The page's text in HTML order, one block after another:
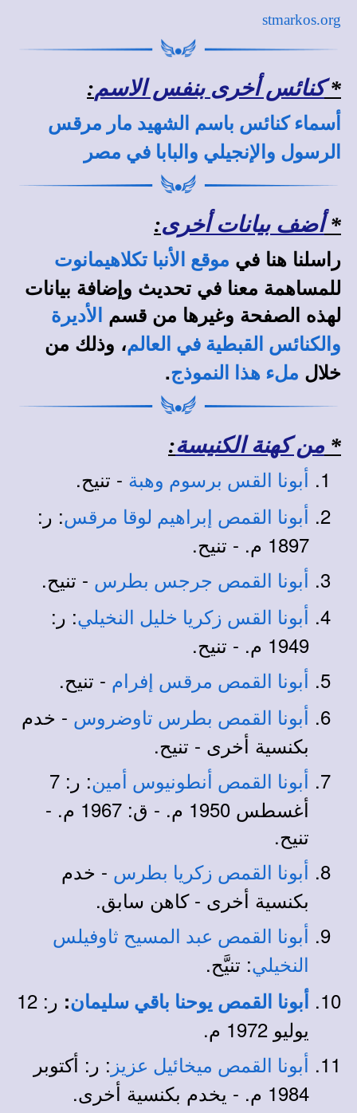
stmarkos.org
*كنائس أخرى بنفس الاسم:
أسماء كنائس باسم الشهيد مار مرقس
الرسول والإنجيلي والبابا في مصر
*أضف بيانات أخرى:
راسلنا هنا في موقع الأنبا تكلاهيمانوت
للمساهمة معنا في تحديث وإضافة بيانات
لهذه الصفحة وغيرها من قسم
الأديرة
والكنائس القبطية في العالم، وذلك من
خلال ملء هذا النموذج.
* من كهنة الكنيسة:
أبونا القس برسوم وهبة - تنيح.
أبونا القمص إبراهيم لوقا مرقس: ر:
1897 م. - تنيح.
أبونا القمص جرجس بطرس - تنيح.
أبونا القس زكريا خليل النخيلي: ر:
1949 م.
- تنيح.
أبونا القمص مرقس إفرام - تنيح.
أبونا القمص بطرس تاوضروس - خدم
بكنسية أخرى - تنيح.
أبونا القمص أنطونيوس أمين:
ر: 7
أغسطس 1950 م. - ق: 1967 م. -
تنيح.
أبونا القمص زكريا بطرس - خدم
بكنسية أخرى - كاهن سابق.
أبونا القمص عبد المسيح ثاوفيلس
النخيلي: تنيَّح.
أبونا القمص يوحنا باقي سليمان:
ر: 12
يوليو 1972 م.
أبونا القمص ميخائيل عزيز : ر: أكتوبر
1984 م. - يخدم بكنسية أخرى.